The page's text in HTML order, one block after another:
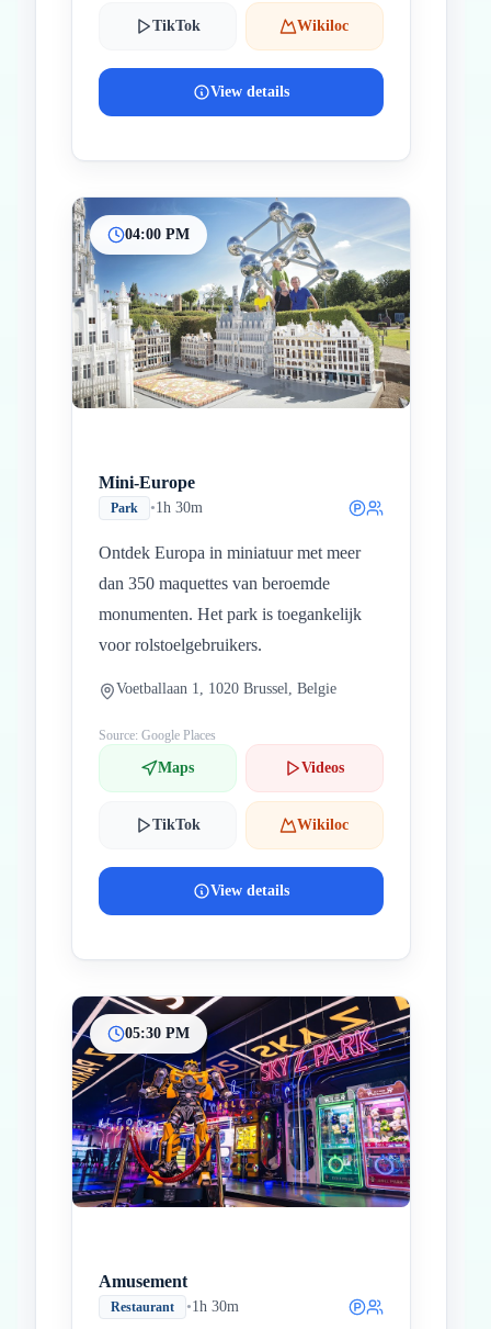
TikTok Wikiloc
View details
04:00 PM
Mini-Europe
Park •1h 30m
Ontdek Europa in miniatuur met meer
dan 350 maquettes van beroemde
monumenten. Het park is toegankelijk
voor rolstoelgebruikers.
Voetballaan 1, 1020 Brussel, Belgie
Source: Google Places
Maps Videos
TikTok Wikiloc
View details
05:30 PM
Amusement
Restaurant •1h 30m